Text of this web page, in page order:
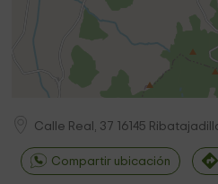
Calle Real, 37 16145
Compartir ubicación